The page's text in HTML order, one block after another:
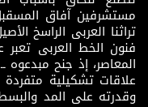
مستشرفين آفاق
تراثنا العربى الراسخ
فنون الخط العربى
المعاصر، إذ جنح مبدعوه
علاقات تشكيلية
وقدرته على المد